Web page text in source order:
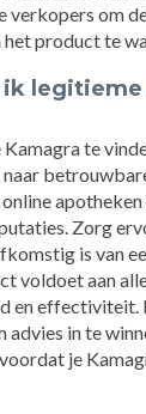
verkopers om
het product te
ik legitieme
te
Zorg
is van
voldoet aan
en effectiviteit.
advies in te
je